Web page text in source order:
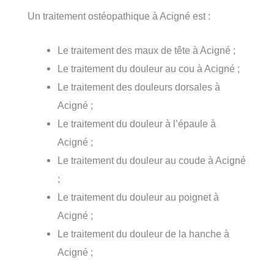
Un traitement ostéopathique à Acigné est :
Le traitement des maux de tête à Acigné ;
Le traitement du douleur au cou à Acigné ;
Le traitement des douleurs dorsales à
Acigné ;
Le traitement du douleur à l’épaule à
Acigné ;
Le traitement du douleur au coude à Acigné
;
Le traitement du douleur au poignet à
Acigné ;
Le traitement du douleur de la hanche à
Acigné ;